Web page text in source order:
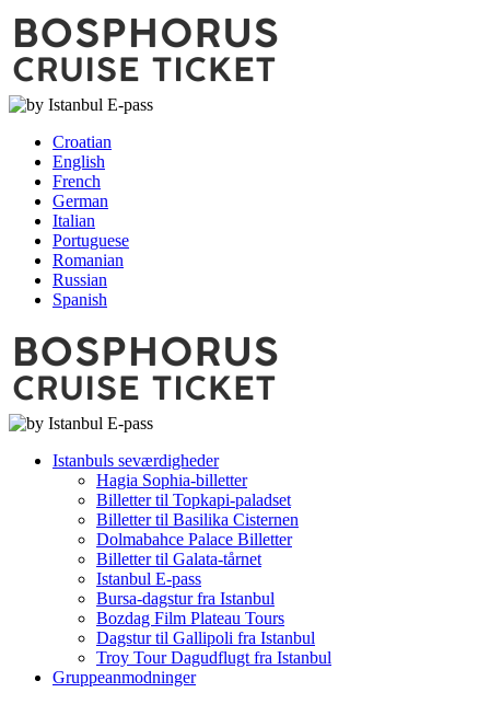
Croatian
English
French
German
Italian
Portuguese
Romanian
Russian
Spanish
Istanbuls seværdigheder
Hagia Sophia-billetter
Billetter til Topkapi-paladset
Billetter til Basilika Cisternen
Dolmabahce Palace Billetter
Billetter til Galata-tårnet
Istanbul E-pass
Bursa-dagstur fra Istanbul
Bozdag Film Plateau Tours
Dagstur til Gallipoli fra Istanbul
Troy Tour Dagudflugt fra Istanbul
Gruppeanmodninger